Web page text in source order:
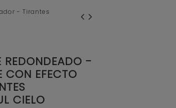
- Tirantes
REDONDEADO -
CON EFECTO
CIELO